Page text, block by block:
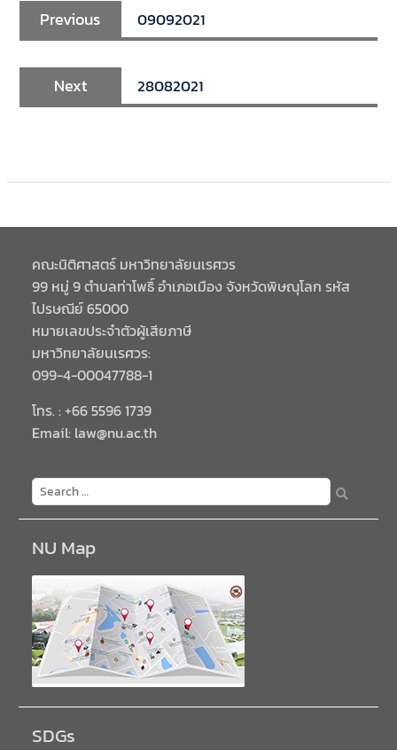
Previous 09092021
Next 28082021
คณะนิติศาสตร์ มหาวิทยาลัยนเรศวร
99 หมู่ 9 ตำบลท่าโพธิ์ อำเภอเมือง จังหวัดพิษณุโลก รหัส
ไปรษณีย์ 65000
หมายเลขประจำตัวผู้เสียภาษี
มหาวิทยาลัยนเรศวร:
099-4-00047788-1
โทร. : +66 5596 1739
Email: law@nu.ac.th
NU Map
SDGs